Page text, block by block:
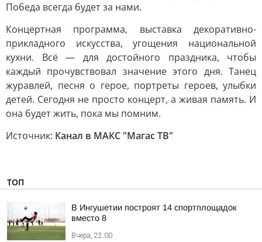
Победа всегда будет за нами.
Концертная программа, выставка декоративно-
прикладного искусства, угощения национальной
кухни. Всё — для достойного праздника, чтобы
каждый прочувствовал значение этого дня. Танец
журавлей, песня о герое, портреты героев, улыбки
детей. Сегодня не просто концерт, а живая память. И
она будет жить, пока мы помним.
Источник: Канал в МАКС "Магас ТВ"
ТОП
В Ингушетии построят 14 спортплощадок
вместо 8
Вчера, 22:00